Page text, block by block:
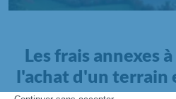
Les frais annexes
l'achat d'un terrain